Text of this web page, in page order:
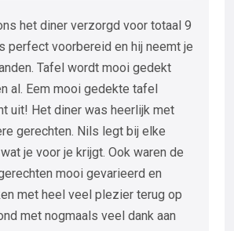
het diner verzorgd voor totaal 9
perfect voorbereid en hij neemt je
Tafel wordt mooi gedekt
al. Eem mooi gedekte tafel
uit! Het diner was heerlijk met
gerechten. Nils legt bij elke
je voor je krijgt. Ook waren de
mooi gevarieerd en
met heel veel plezier terug op
met nogmaals veel dank aan